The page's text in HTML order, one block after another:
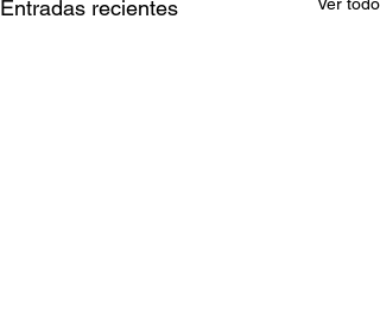
Entradas recientes